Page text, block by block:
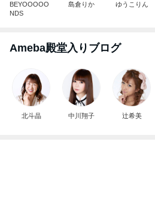
BEYOOOOO
NDS
島倉りか ゆうこりん
Ameba殿堂入りブログ
北斗晶 中川翔子 辻希美